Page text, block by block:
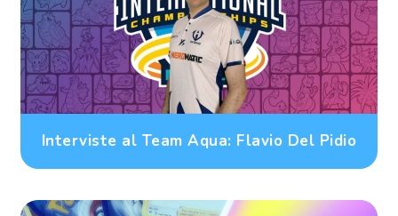
Interviste al Team Aqua: Flavio Del Pidio